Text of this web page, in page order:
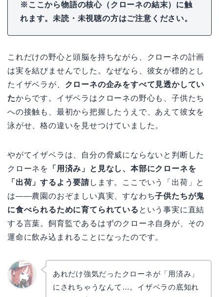
※ここから物語の核心（クローネの結末）に触
れます。未読・未視聴の方はご注意ください。
これだけの野心と頭脳を持ちながら、クローネの計画
は実を結びませんでした。なぜなら、彼女が標的とし
たイザベラが、 クローネの企みをすべて見透かしてい
たからです。イザベラはクローネの野心も、子供たち
への接触も、最初から把握したうえで、あえて彼女を
泳がせ、格の違いを見せつけていました。
やがてイザベラは、自分の脅威にならないと判断した
クローネを
「用済み」と見なし、本部にクローネを
「出荷」するよう要請します。ここでいう「出荷」と
は――農園のおぞましい真実、すなわち子供たちが鬼
に食べられるために育てられている という事実に直結
する言葉。飼育監であるはずのクローネ自身が、その
運命に飲み込まれることになったのです。
あれだけ強気だったクローネが「用済み」
にされちゃうなんて…。イザベラの底知れ